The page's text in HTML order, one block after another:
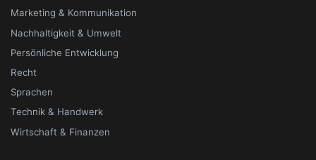
Marketing & Kommunikation
Nachhaltigkeit & Umwelt
Persönliche Entwicklung
Recht
Sprachen
Technik & Handwerk
Wirtschaft & Finanzen